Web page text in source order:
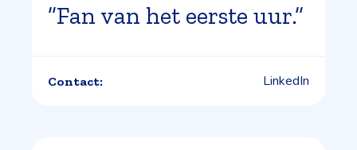
”Fan van het eerste uur.”
Contact: LinkedIn